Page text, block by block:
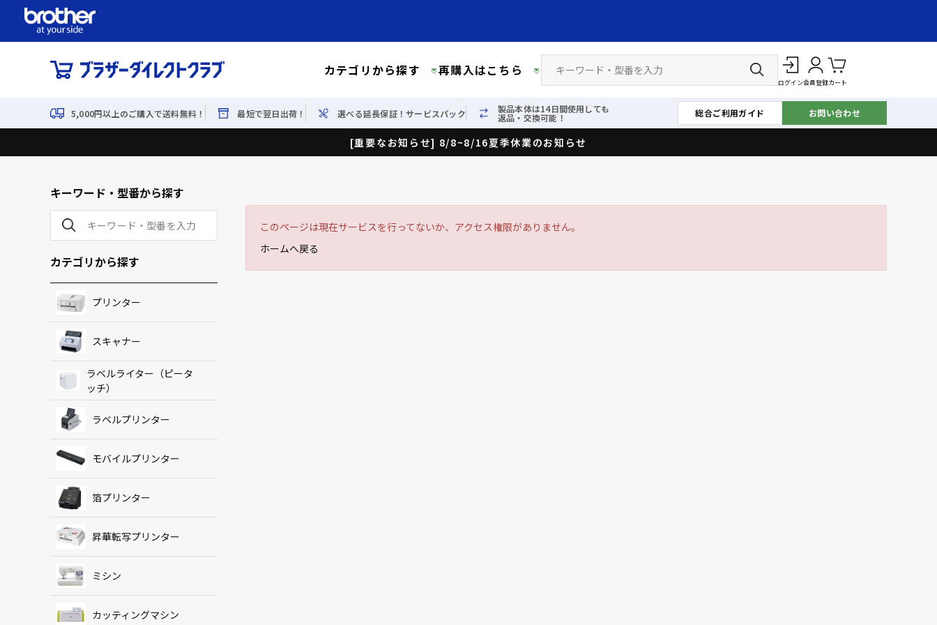
カテゴリから探す 再購入はこちら
ログイン会員登録カート
5,000円以上のご購入で送料無料！ 最短で翌日出荷！ 選べる延長保証！サービスパック 製品本体は14日間使用しても
返品・交換可能！ 総合ご利用ガイド お問い合わせ
[重要なお知らせ] 8/8~8/16夏季休業のお知らせ
キーワード・型番から探す
カテゴリから探す
プリンター
スキャナー
ラベルライター（ピータ
ッチ）
ラベルプリンター
モバイルプリンター
箔プリンター
昇華転写プリンター
ミシン
カッティングマシン
このページは現在サービスを行ってないか、アクセス権限がありません。
ホームへ戻る